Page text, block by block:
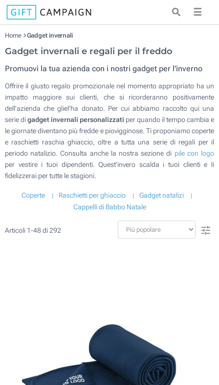
☰
Home Gadget invernali
Gadget invernali e regali per il freddo
Promuovi la tua azienda con i nostri gadget per l'inverno
Offrire il giusto regalo promozionale nel momento appropriato ha un
impatto maggiore sui clienti, che si ricorderanno positivamente
dell’azienda che gliel’ha donato. Per cui abbiamo raccolto qui una
serie digadget invernali personalizzati per quando il tempo cambia e
le giornate diventano più fredde e piovigginose. Ti proponiamo coperte
e raschietti raschia ghiaccio, oltre a tutta una serie di regali per il
periodo natalizio. Consulta anche la nostra sezione di pile con logo
per vestire i tuoi dipendenti. Quest'invero scalda i tuoi clienti e li
fidelizzerai per tutte le stagioni.
Coperte Raschietti per ghiaccio
Gadget natalizi
Cappelli di Babbo Natale
Articoli 1-48di292